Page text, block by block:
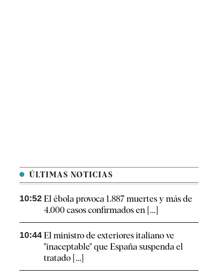
ÚLTIMAS NOTICIAS
10:52 El ébola provoca 1.887 muertes y más de
4.000 casos confirmados en [...]
10:44 El ministro de exteriores italiano ve
"inaceptable" que España suspenda el
tratado [...]